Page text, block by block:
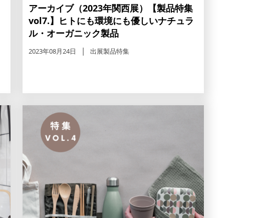
アーカイブ（2023年関西展）【製品特集
vol7.】ヒトにも環境にも優しいナチュラ
ル・オーガニック製品
2023年08月24日 出展製品特集